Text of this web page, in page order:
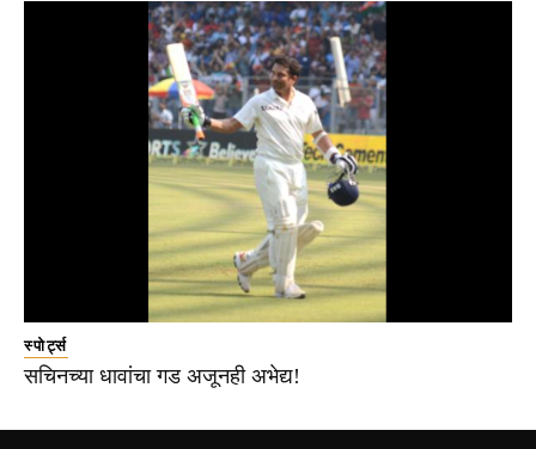
स्पोर्ट्स
सचिनच्या धावांचा गड अजूनही अभेद्य!